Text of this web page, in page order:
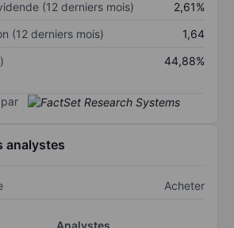
(12 derniers mois)
2,61%
(12 derniers mois)
1,64
44,88%
analystes
Acheter